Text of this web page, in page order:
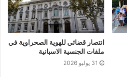
انتصار قضائي للهوية الصحراوية في
ملفات الجنسية الاسبانية
31 يوليو 2026